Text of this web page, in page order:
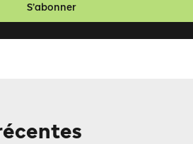
S’abonner